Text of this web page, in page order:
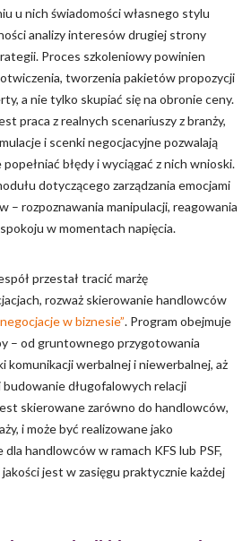
u nich świadomości własnego stylu
analizy interesów drugiej strony
Proces szkoleniowy powinien
tworzenia pakietów propozycji
a nie tylko skupiać się na obronie ceny.
praca z realnych scenariuszy z branży,
i scenki negocjacyjne pozwalają
błędy i wyciągać z nich wnioski.
dotyczącego zarządzania emocjami
– rozpoznawania manipulacji, reagowania
w momentach napięcia.
przestał tracić marżę
rozważ skierowanie handlowców
w biznesie”. Program obejmuje
– od gruntownego przygotowania
komunikacji werbalnej i niewerbalnej, aż
budowanie długofalowych relacji
skierowane zarówno do handlowców,
i może być realizowane jako
handlowców w ramach KFS lub PSF,
jest w zasięgu praktycznie każdej